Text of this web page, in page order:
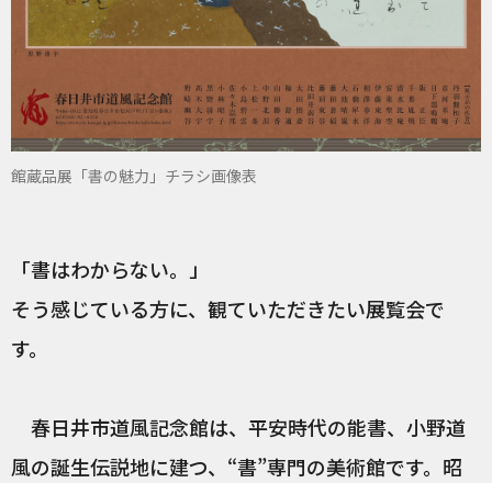
館蔵品展「書の魅力」チラシ画像表
「書はわからない。」
そう感じている方に、観ていただきたい展覧会で
す。
春日井市道風記念館は、平安時代の能書、小野道
風の誕生伝説地に建つ、“書”専門の美術館です。昭